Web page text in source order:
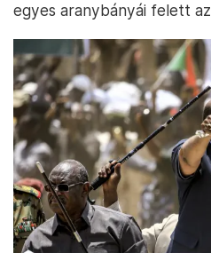
egyes aranybányái felett